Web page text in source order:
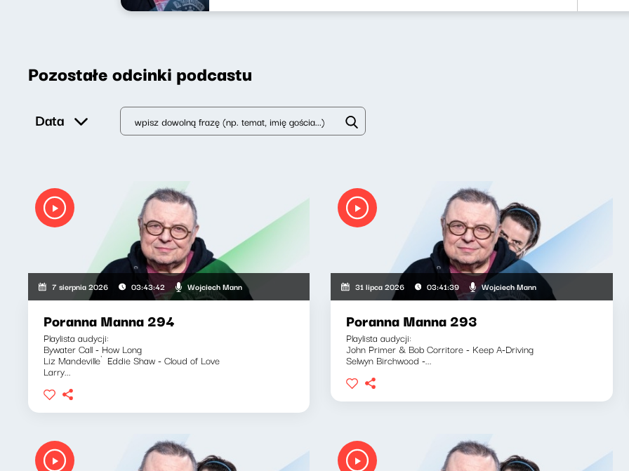
Pozostałe odcinki podcastu
Data
7 sierpnia 2026 03:43:42 Wojciech Mann
Poranna Manna 294
Playlista audycji:
Bywater Call - How Long
Liz Mandeville`Eddie Shaw - Cloud of Love
Larry...
31 lipca 2026 03:41:39 Wojciech Mann
Poranna Manna 293
Playlista audycji:
John Primer & Bob Corritore - Keep A-Driving
Selwyn Birchwood -...